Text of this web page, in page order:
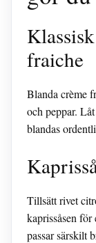
fraiche
Blanda crème
och peppar.
blandas
Tillsätt rivet
kaprissåsen för
passar särskilt